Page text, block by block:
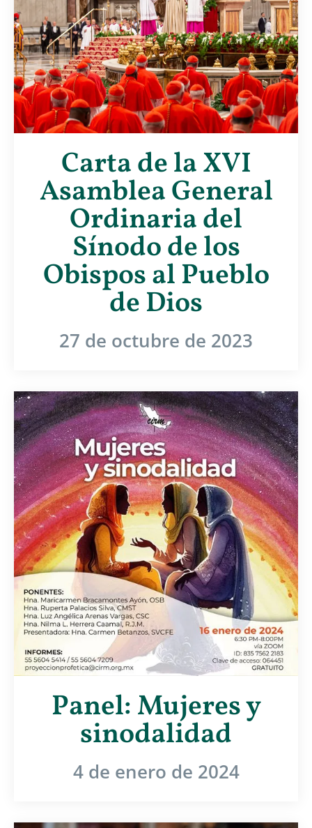
Carta de la XVI
Asamblea General
Ordinaria del
Sínodo de los
Obispos al Pueblo
de Dios
27 de octubre de 2023
Panel: Mujeres y
sinodalidad
4 de enero de 2024